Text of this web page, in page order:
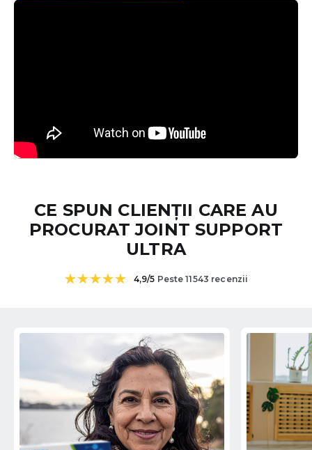
CE SPUN CLIENȚII CARE AU
PROCURAT JOINT SUPPORT
ULTRA
clienți
4,9/5 Peste 11543 recenzii